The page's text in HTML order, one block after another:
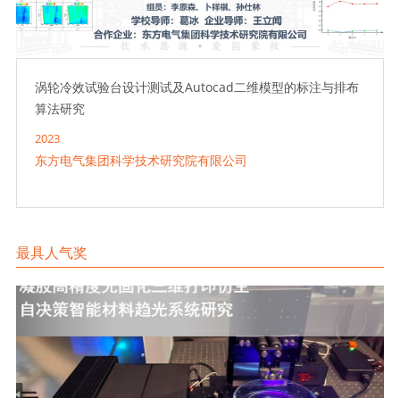
涡轮冷效试验台设计测试及Autocad二维模型的标注与排布
算法研究
2023
东方电气集团科学技术研究院有限公司
最具人气奖